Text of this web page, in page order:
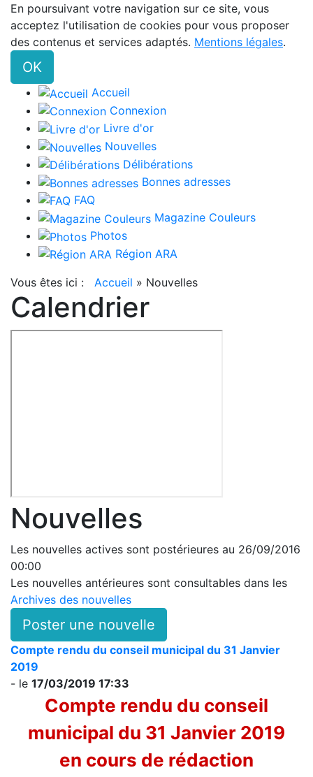
En poursuivant votre navigation sur ce site, vous
acceptez l'utilisation de cookies pour vous proposer
des contenus et services adaptés. Mentions légales.
OK
Accueil
Connexion
Livre d'or
Nouvelles
Délibérations
Bonnes adresses
FAQ
Magazine Couleurs
Photos
Région ARA
Vous êtes ici : Accueil » Nouvelles
Calendrier
Nouvelles
Les nouvelles actives sont postérieures au 26/09/2016
00:00
Les nouvelles antérieures sont consultables dans les
Archives des nouvelles
Poster une nouvelle
Compte rendu du conseil municipal du 31 Janvier
2019
- le 17/03/2019 17:33
Compte rendu du conseil
municipal du 31 Janvier 2019
en cours de rédaction